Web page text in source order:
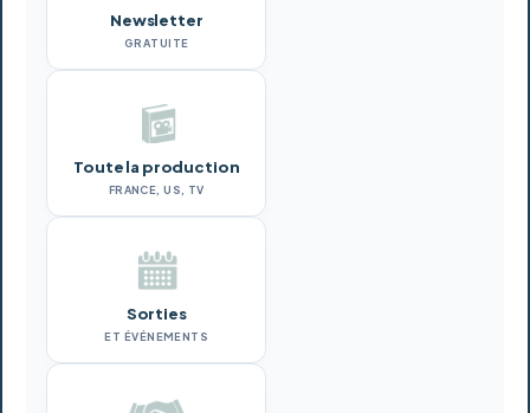
Newsletter
GRATUITE
Toute la production
FRANCE, US, TV
Sorties
ET ÉVÉNEMENTS